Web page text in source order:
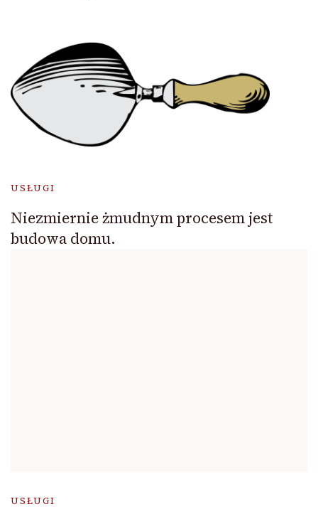
USŁUGI
Niezmiernie żmudnym procesem jest
budowa domu.
USŁUGI